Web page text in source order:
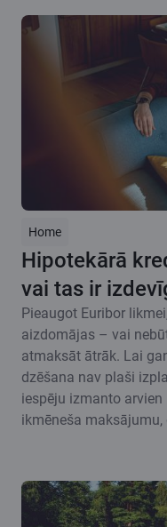
Home
Hipotekārā
vai tas ir
Pieaugot Euribor
aizdomājas – vai
atmaksāt ātrāk. Lai
dzēšana nav plaši
iespēju izmanto
ikmēneša maksājumu,